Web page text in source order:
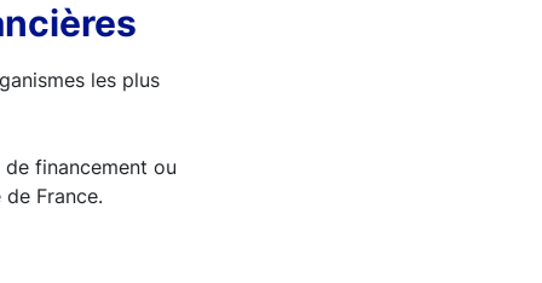
les plus
financement ou
France.